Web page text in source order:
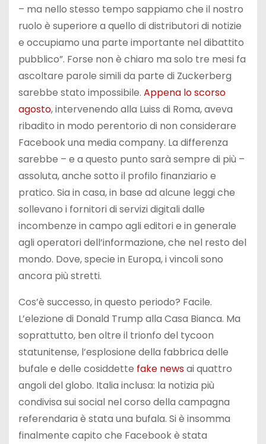
– ma nello stesso tempo sappiamo che il nostro
ruolo è superiore a quello di distributori di notizie
e occupiamo una parte importante nel dibattito
pubblico”. Forse non è chiaro ma solo tre mesi fa
ascoltare parole simili da parte di Zuckerberg
sarebbe stato impossibile. Appena lo scorso
agosto, intervenendo alla Luiss di Roma, aveva
ribadito in modo perentorio di non considerare
Facebook una media company. La differenza
sarebbe – e a questo punto sarà sempre di più –
assoluta, anche sotto il profilo finanziario e
pratico. Sia in casa, in base ad alcune leggi che
sollevano i fornitori di servizi digitali dalle
incombenze in campo agli editori e in generale
agli operatori dell’informazione, che nel resto del
mondo. Dove, specie in Europa, i vincoli sono
ancora più stretti.
Cos’è successo, in questo periodo? Facile.
L’elezione di Donald Trump alla Casa Bianca. Ma
soprattutto, ben oltre il trionfo del tycoon
statunitense, l’esplosione della fabbrica delle
bufale e delle cosiddette fake newsai quattro
angoli del globo. Italia inclusa: la notizia più
condivisa sui social nel corso della campagna
referendaria è stata una bufala. Si è insomma
finalmente capito che Facebook è stata